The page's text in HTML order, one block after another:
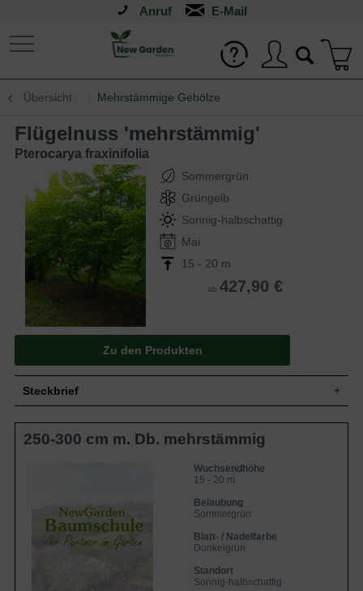
Anruf
Übersicht Mehrstämmige Gehölze
Flügelnuss 'mehrstämmig'
Pterocarya fraxinifolia
Sommergrün
Grüngelb
Sonnig-halbschattig
Mai
15 - 20 m
ab 427,90 €
Zu den Produkten
Steckbrief
Wuchs
Großer Baum, mehrstämmig, breit-
ausladende Krone, schräg aufrechte Äste,
15 bis 20 m hoch und bis zu 15 m breit
Gefiedert, eilänglich, Oberseite
dunkelgrün, Unterseite heller,
Herbstfärbung gelb, 8 bis 12 cm lang
Frucht
Geflügelte Nüsschen
Grün, hängende Kätzchen, bis zu 20 cm
250-300 cm m. Db. mehrstämmig
Wuchsendhöhe
15 - 20 m
Belaubung
Sommergrün
Blatt- / Nadelfarbe
Dunkelgrün
Standort
Sonnig-halbschattig